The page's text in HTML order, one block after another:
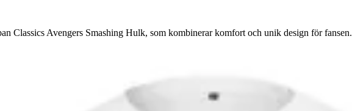
Classics Avengers Smashing Hulk, som kombinerar komfort och unik design för fansen.